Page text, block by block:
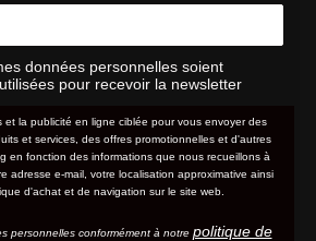
données personnelles soient
pour recevoir la newsletter
et la publicité en ligne ciblée pour vous envoyer des
et services, des offres promotionnelles et d'autres
en fonction des informations que nous recueillons à
adresse e-mail, votre localisation approximative ainsi
d'achat et de navigation sur le site web.
personnelles conformément à notre politique de